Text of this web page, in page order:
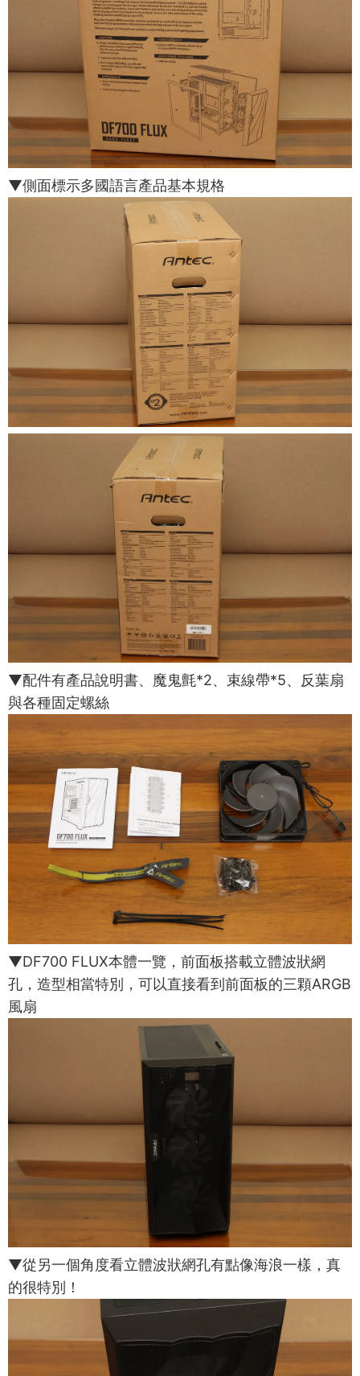
▼側面標示多國語言產品基本規格
▼配件有產品說明書、魔鬼氈*2、束線帶*5、反葉扇
與各種固定螺絲
▼DF700 FLUX本體一覽，前面板搭載立體波狀網
孔，造型相當特別，可以直接看到前面板的三顆ARGB
風扇
▼從另一個角度看立體波狀網孔有點像海浪一樣，真
的很特別！